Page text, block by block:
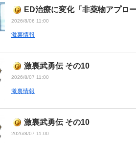
ED治療に変化「非薬物アプロ
2026/8/06 11:00
激裏情報
激裏武勇伝 その10
2026/8/07 11:00
激裏情報
激裏武勇伝 その10
2026/8/07 11:00